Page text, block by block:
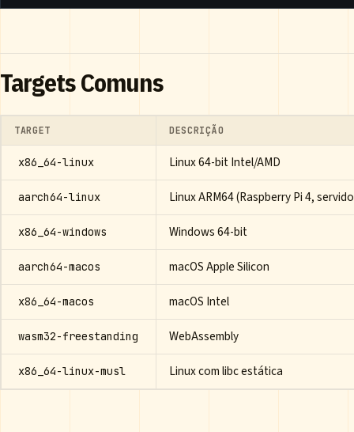
Targets Comuns
TARGET DESCRIÇÃO
x86_64-linux Linux 64-bit Intel/AMD
aarch64-linux Linux ARM64 (Raspberry Pi 4,
x86_64-windows Windows 64-bit
aarch64-macos macOS Apple Silicon
x86_64-macos macOS Intel
wasm32-freestanding WebAssembly
x86_64-linux-musl Linux com libc estática